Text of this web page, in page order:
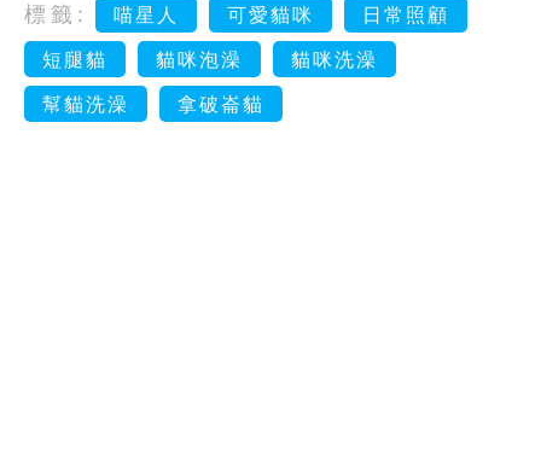
標籤: 喵星人 可愛貓咪
日常照顧
短腿貓
貓咪泡澡
貓咪洗澡
幫貓洗澡
拿破崙貓